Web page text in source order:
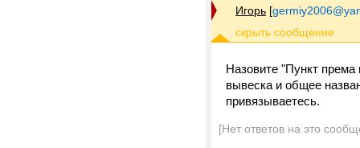
Игорь [
Назовите "Пункт према
вывеска и общее
привязываетесь.
[Нет ответов на это